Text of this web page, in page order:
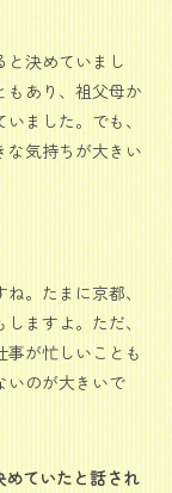
と決めていまし
もあり、祖父母か
いました。でも、
な気持ちが大きい
ね。たまに京都、
しますよ。ただ、
事が忙しいことも
いのが大きいで
ていたと話され